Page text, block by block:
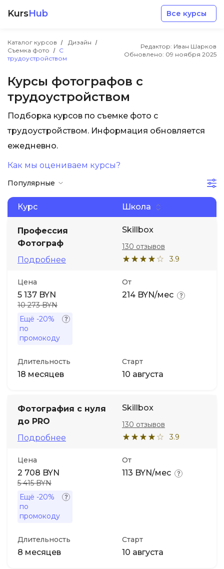
KursHub Все курсы
Каталог курсов
Дизайн
Съемка фото
С
трудоустройством
Редактор: Иван Шарков
Обновлено: 09 ноября 2025
Курсы фотографов с
трудоустройством
Подборка курсов по съемке фото с
трудоустройством. Информация обновляется
ежедневно.
Как мы оцениваем курсы?
Популярные
Курс Школа
Профессия
Фотограф
Подробнее
Skillbox
3.9
130 отзывов
Цена
5 137 BYN
10 273 BYN
Ещё -20%
по
промокоду
От
214 BYN/мес
Длительность
18 месяцев
Старт
10 августа
Фотография с нуля
до PRO
Подробнее
Skillbox
3.9
130 отзывов
Цена
2 708 BYN
5 415 BYN
Ещё -20%
по
промокоду
От
113 BYN/мес
Длительность
8 месяцев
Старт
10 августа
Маркетинг
Дизайн
Менеджмент
Иностранные языки
ДПО
Детям
Акции и промокоды